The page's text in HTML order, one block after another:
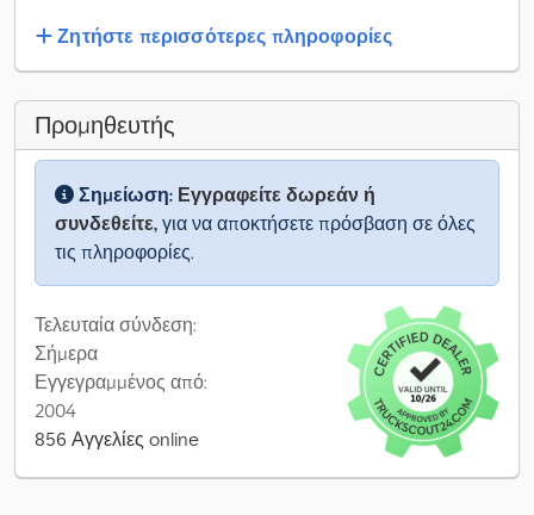
Ζητήστε περισσότερες πληροφορίες
Προμηθευτής
Σημείωση: Εγγραφείτε δωρεάν ή
συνδεθείτε, για να αποκτήσετε πρόσβαση σε όλες
τις πληροφορίες.
Τελευταία σύνδεση:
Σήμερα
Εγγεγραμμένος από:
2004
856 Αγγελίες online